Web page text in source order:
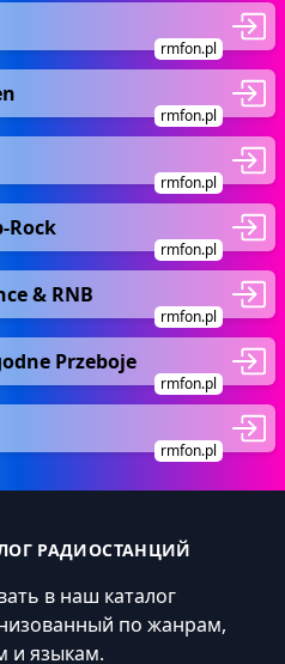
rmfon.pl
rmfon.pl
rmfon.pl
Rock
rmfon.pl
& RNB
rmfon.pl
Przeboje
rmfon.pl
rmfon.pl
РАДИОСТАНЦИЙ
в наш каталог
по жанрам,
и языкам.